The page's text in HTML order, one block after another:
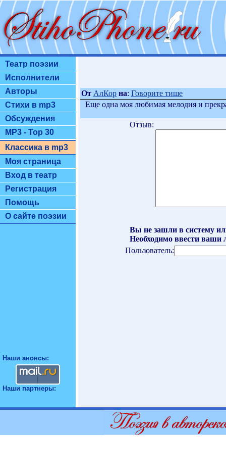
Театр поэзии
Исполнители
Авторы
Стихи в mp3
Обсуждения
MP3 - Top 30
Классика в mp3
Моя страница
Вход в театр
Регистрация
Помощь
О сайте поэзии
Наши анонсы:
Наши партнеры:
От АлКор на: Говорите тише
Еще одна моя любимая мелодия и
Отзыв:
Вы не зашли в систему
Необходимо ввести ваши
Пользователь: